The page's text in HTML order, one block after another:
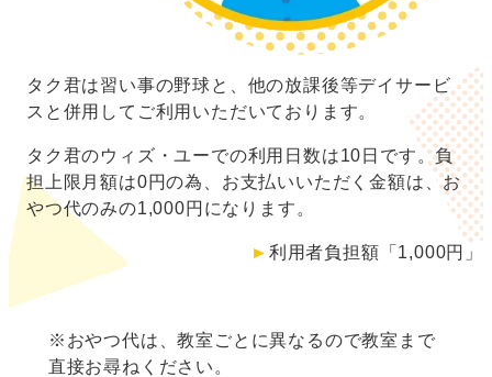
タク君は習い事の野球と、他の放課後等デイサービ
スと併用してご利用いただいております。
タク君のウィズ・ユーでの利用日数は10日です。負
担上限月額は0円の為、お支払いいただく金額は、お
やつ代のみの1,000円になります。
► 利用者負担額「1,000円」
※おやつ代は、教室ごとに異なるので教室まで
直接お尋ねください。